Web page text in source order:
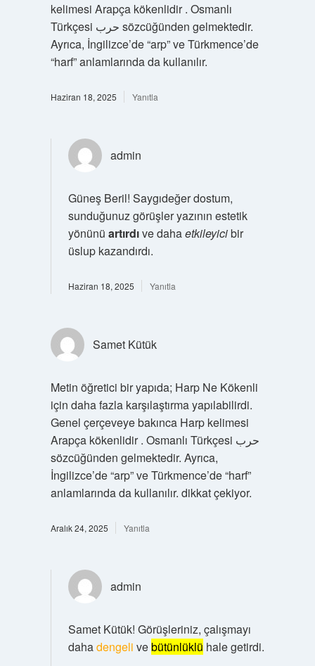
kelimesi Arapça kökenlidir . Osmanlı
Türkçesi حرب‎ sözcüğünden gelmektedir.
Ayrıca, İngilizce’de “arp” ve Türkmence’de
“harf” anlamlarında da kullanılır.
Haziran 18, 2025 Yanıtla
admin
Güneş Beril! Saygıdeğer dostum,
sunduğunuz görüşler yazının estetik
yönünü artırdıve dahaetkileyicibir
üslup kazandırdı.
Haziran 18, 2025 Yanıtla
Samet Kütük
Metin öğretici bir yapıda; Harp Ne Kökenli
için daha fazla karşılaştırma yapılabilirdi.
Genel çerçeveye bakınca Harp kelimesi
Arapça kökenlidir . Osmanlı Türkçesi حرب‎
sözcüğünden gelmektedir. Ayrıca,
İngilizce’de “arp” ve Türkmence’de “harf”
anlamlarında da kullanılır. dikkat çekiyor.
Aralık 24, 2025 Yanıtla
admin
Samet Kütük! Görüşleriniz, çalışmayı
dahadengeli vebütünlüklü hale getirdi.